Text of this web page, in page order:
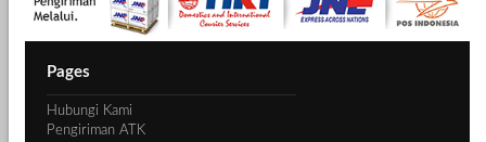
Pages
Hubungi Kami
Pengiriman ATK